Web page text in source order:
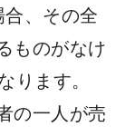
、その全
ものがなけ
ります。
の一人が売